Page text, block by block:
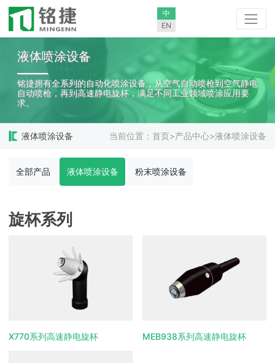
中
EN
液体喷涂设备
铭捷拥有全系列的自动化喷涂设备，从空气自动喷枪到空气静电
自动喷枪，再到高速静电旋杯，满足不同工业领域喷涂应用要
求。
液体喷涂设备 当前位置： 首页>产品中心>液体喷涂设备
全部产品 液体喷涂设备 粉末喷涂设备
旋杯系列
X770系列高速静电旋杯 MEB938系列高速静电旋杯